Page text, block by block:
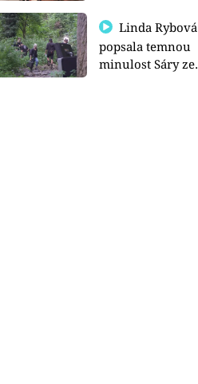
Linda Rybová
popsala temnou
minulost Sáry ze